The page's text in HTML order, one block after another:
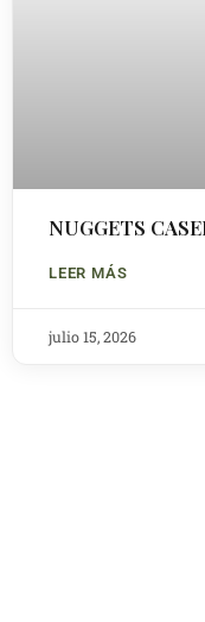
NUGGETS
LEER MÁS
julio 15, 2026